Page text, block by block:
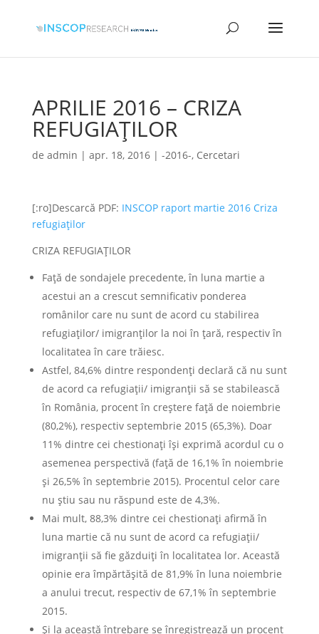
APRILIE 2016 – CRIZA
REFUGIAȚILOR
de admin | apr. 18, 2016| -2016-, Cercetari
[:ro]Descarcă PDF: INSCOP raport martie 2016 Criza
refugiaților
CRIZA REFUGIAȚILOR
Față de sondajele precedente, în luna martie a
acestui an a crescut semnificativ ponderea
românilor care nu sunt de acord cu stabilirea
refugiaților/ imigranților la noi în țară, respectiv în
localitatea în care trăiesc.
Astfel, 84,6% dintre respondenți declară că nu sunt
de acord ca refugiații/ imigranții să se stabilească
în România, procent în creștere față de noiembrie
(80,2%), respectiv septembrie 2015 (65,3%). Doar
11% dintre cei chestionați își exprimă acordul cu o
asemenea perspectivă (față de 16,1% în noiembrie
și 26,5% în septembrie 2015). Procentul celor care
nu știu sau nu răspund este de 4,3%.
Mai mult, 88,3% dintre cei chestionați afirmă în
luna martie că nu sunt de acord ca refugiații/
imigranții să fie găzduiți în localitatea lor. Această
opinie era împărtășită de 81,9% în luna noiembrie
a anului trecut, respectiv de 67,1% în septembrie
2015.
Și la această întrebare se înregistrează un procent